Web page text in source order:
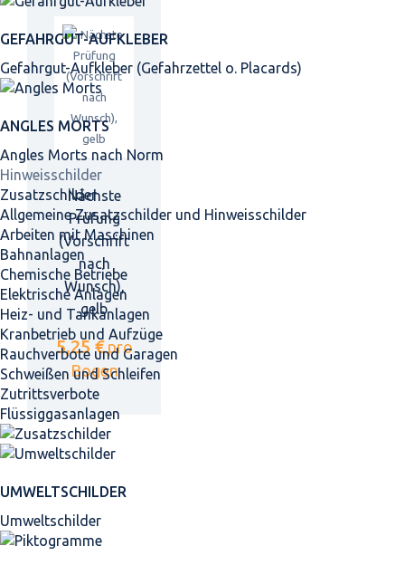
GEFAHRGUT-AUFKLEBER
Gefahrgut-Aufkleber (Gefahrzettel o. Placards)
ANGLES MORTS
Angles Morts nach Norm
Hinweisschilder
Zusatzschilder
Allgemeine Zusatzschilder und Hinweisschilder
Arbeiten mit Maschinen
Bahnanlagen
Chemische Betriebe
Elektrische Anlagen
Heiz- und Tankanlagen
Kranbetrieb und Aufzüge
Rauchverbote und Garagen
Schweißen und Schleifen
Zutrittsverbote
Flüssiggasanlagen
UMWELTSCHILDER
Umweltschilder
Nächste
Prüfung
(Vorschrift
nach
Wunsch),
gelb
5,25 € pro
Bogen